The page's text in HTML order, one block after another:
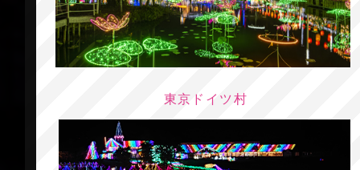
東京ドイツ村